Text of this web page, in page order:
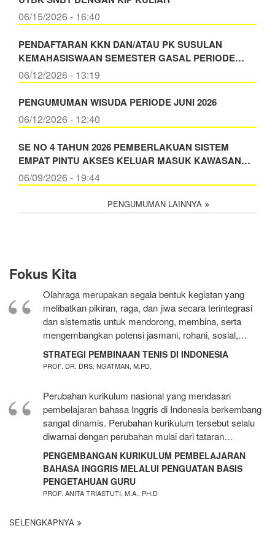
06/15/2026 - 16:40
PENDAFTARAN KKN DAN/ATAU PK SUSULAN
KEMAHASISWAAN SEMESTER GASAL PERIODE…
06/12/2026 - 13:19
PENGUMUMAN WISUDA PERIODE JUNI 2026
06/12/2026 - 12:40
SE NO 4 TAHUN 2026 PEMBERLAKUAN SISTEM
EMPAT PINTU AKSES KELUAR MASUK KAWASAN…
06/09/2026 - 19:44
PENGUMUMAN LAINNYA
Fokus Kita
Olahraga merupakan segala bentuk kegiatan yang
melibatkan pikiran, raga, dan jiwa secara terintegrasi
dan sistematis untuk mendorong, membina, serta
mengembangkan potensi jasmani, rohani, sosial,…
STRATEGI PEMBINAAN TENIS DI INDONESIA
PROF. DR. DRS. NGATMAN, M.PD.
Perubahan kurikulum nasional yang mendasari
pembelajaran bahasa Inggris di Indonesia berkembang
sangat dinamis. Perubahan kurikulum tersebut selalu
diwarnai dengan perubahan mulai dari tataran…
PENGEMBANGAN KURIKULUM PEMBELAJARAN
BAHASA INGGRIS MELALUI PENGUATAN BASIS
PENGETAHUAN GURU
PROF. ANITA TRIASTUTI, M.A., PH.D
SELENGKAPNYA